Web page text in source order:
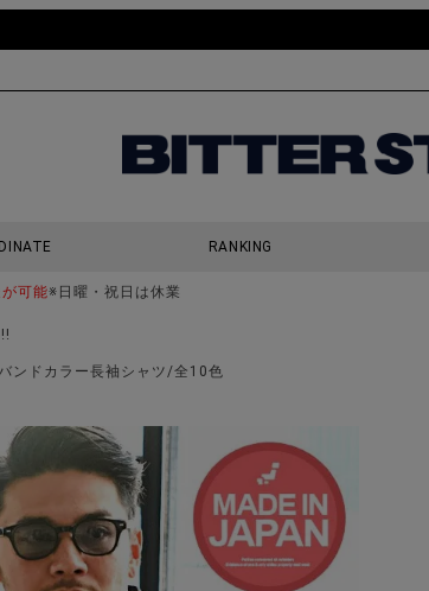
RANKING
可能※日曜・祝日は休業
ンドカラー長袖シャツ/全10色